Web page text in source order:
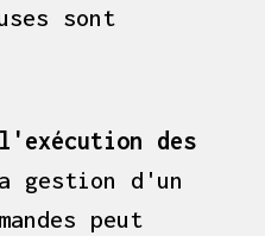
sont
des
gestion d'un
peut